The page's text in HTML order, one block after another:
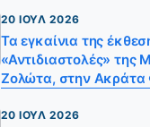
20 ΙΟΎΛ 2026
Τα εγκαίνια της
«Αντιδιαστολές» της
Ζολώτα, στην
20 ΙΟΎΛ 2026